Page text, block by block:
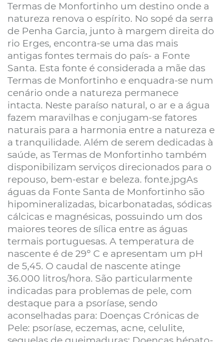
Termas de Monfortinho um destino onde a
natureza renova o espírito. No sopé da serra
de Penha Garcia, junto à margem direita do
rio Erges, encontra-se uma das mais
antigas fontes termais do país- a Fonte
Santa. Esta fonte é considerada a mãe das
Termas de Monfortinho e enquadra-se num
cenário onde a natureza permanece
intacta. Neste paraíso natural, o ar e a água
fazem maravilhas e conjugam-se fatores
naturais para a harmonia entre a natureza e
a tranquilidade. Além de serem dedicadas à
saúde, as Termas de Monfortinho também
disponibilizam serviços direcionados para o
repouso, bem-estar e beleza. fonte.jpgAs
águas da Fonte Santa de Monfortinho são
hipomineralizadas, bicarbonatadas, sódicas
cálcicas e magnésicas, possuindo um dos
maiores teores de sílica entre as águas
termais portuguesas. A temperatura de
nascente é de 29º C e apresentam um pH
de 5,45. O caudal de nascente atinge
36.000 litros/hora. São particularmente
indicadas para problemas de pele, com
destaque para a psoríase, sendo
aconselhadas para: Doenças Crónicas de
Pele: psoríase, eczemas, acne, celulite,